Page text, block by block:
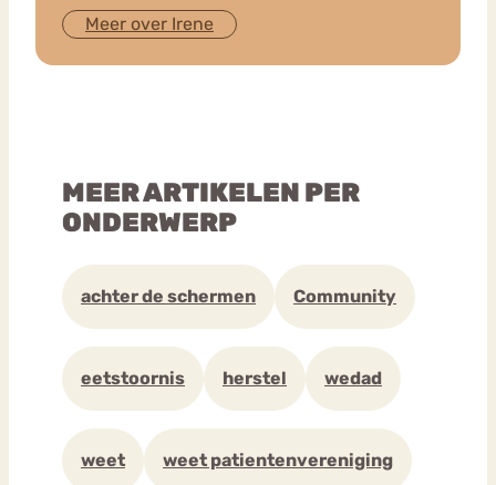
Meer over Irene
MEER ARTIKELEN PER
ONDERWERP
achter de schermen Community
eetstoornis herstel wedad
weet weet patientenvereniging